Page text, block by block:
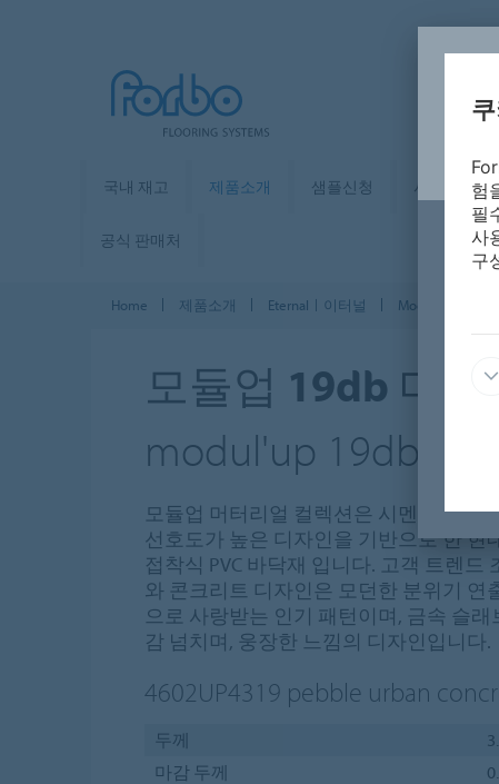
국내 재고 제품소개 샘플신청 사례ㅣ시뮬
공식 판매처
Home 제품소개 Eternalㅣ이터널 Modul'up 19 dB
모듈업 19db 머터
modul'up 19db
모듈업 머터리얼 컬렉션은 시멘트, 콘크
선호도가 높은 디자인을 기반으로 한 현
접착식 PVC 바닥재 입니다. 고객 트렌드
와 콘크리트 디자인은 모던한 분위기 연
으로 사랑받는 인기 패턴이며, 금속 슬
감 넘치며, 웅장한 느낌의 디자인입니다.
4602UP4319 pebble urban
두께
마감 두께
험
필
사
구